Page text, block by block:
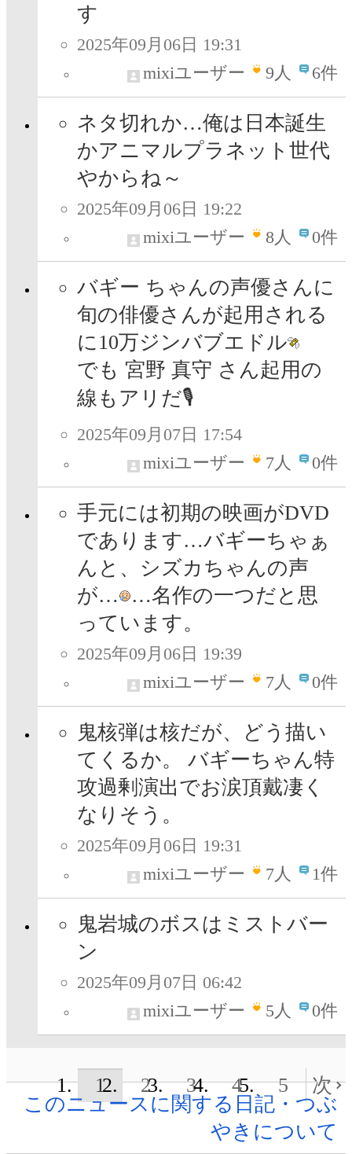
す
2025年09月06日 19:31
mixiユーザー
9人 6件
ネタ切れか…俺は日本誕生
かアニマルプラネット世代
やからね～
2025年09月06日 19:22
mixiユーザー
8人 0件
バギー ちゃんの声優さんに
旬の俳優さんが起用される
に10万ジンバブエドル
でも 宮野 真守 さん起用の
線もアリだ🎙
2025年09月07日 17:54
mixiユーザー
7人 0件
手元には初期の映画がDVD
であります…バギーちゃぁ
んと、シズカちゃんの声
が…
…名作の一つだと思
っています。
2025年09月06日 19:39
mixiユーザー
7人 0件
鬼核弾は核だが、どう描い
てくるか。 バギーちゃん特
攻過剰演出でお涙頂戴凄く
なりそう。
2025年09月06日 19:31
mixiユーザー
7人 1件
鬼岩城のボスはミストバー
ン
2025年09月07日 06:42
mixiユーザー
5人 0件
1 2 3 4 5
次
このニュースに関する日記・つぶ
やきについて